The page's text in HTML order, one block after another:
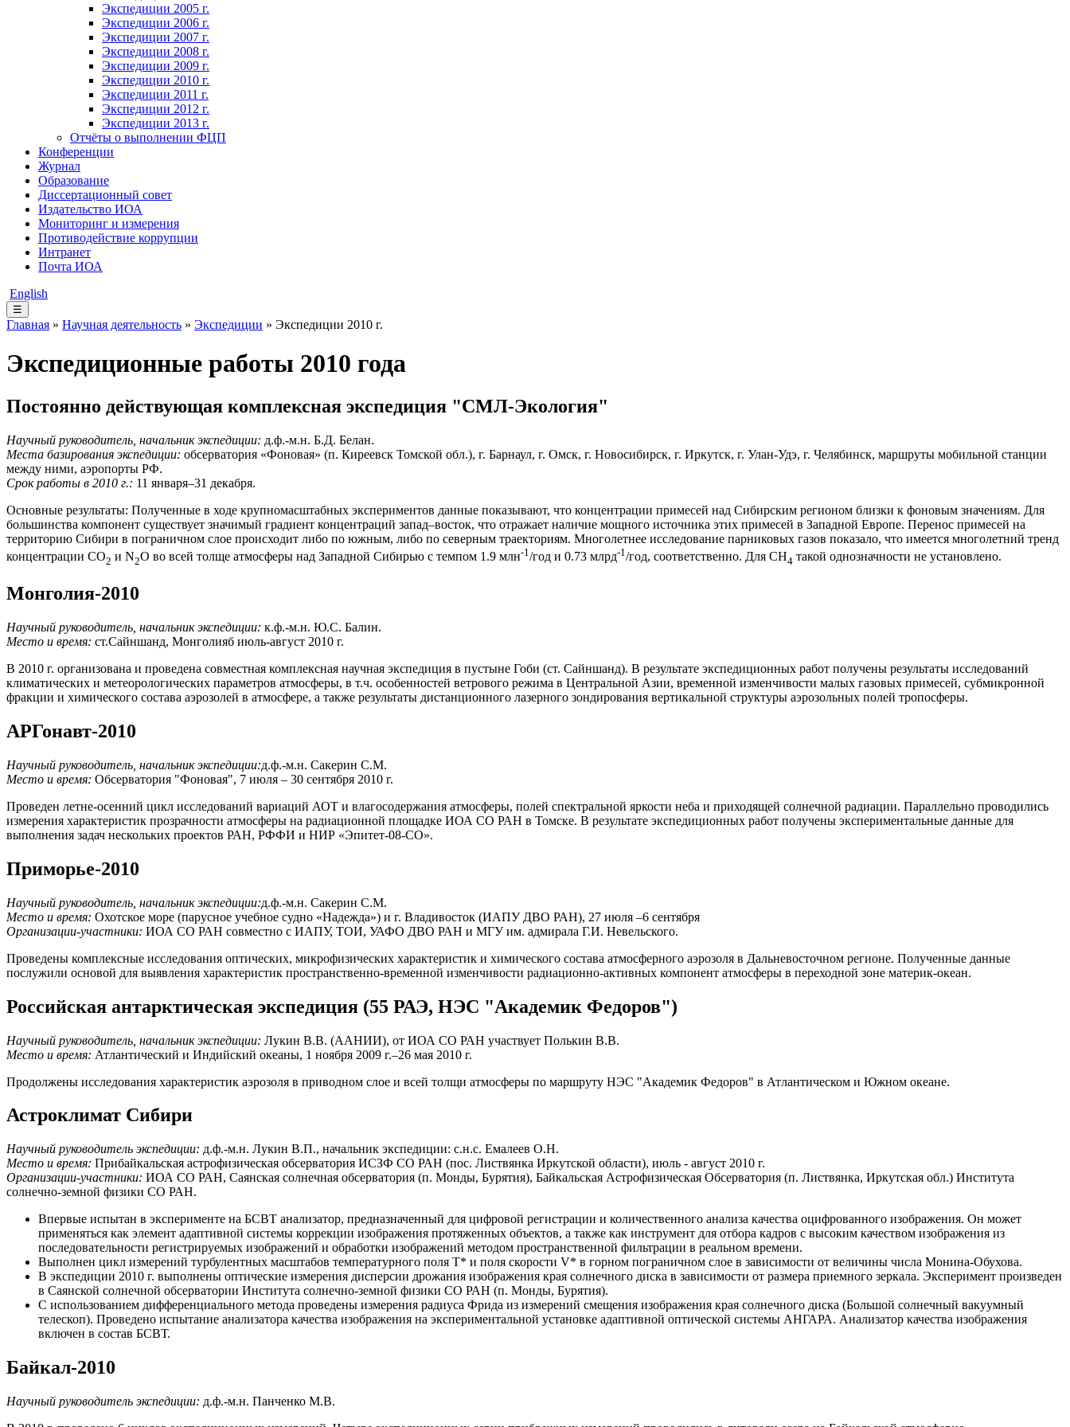
Экспедиции 2005 г.
Экспедиции 2006 г.
Экспедиции 2007 г.
Экспедиции 2008 г.
Экспедиции 2009 г.
Экспедиции 2010 г.
Экспедиции 2011 г.
Экспедиции 2012 г.
Экспедиции 2013 г.
Отчёты о выполнении ФЦП
Конференции
Журнал
Образование
Диссертационный совет
Издательство ИОА
Мониторинг и измерения
Противодействие коррупции
Интранет
Почта ИОА
English
☰
Главная » Научная деятельность » Экспедиции » Экспедиции 2010 г.
Экспедиционные работы 2010 года
Постоянно действующая комплексная экспедиция "СМЛ-Экология"
Научный руководитель, начальник экспедиции: д.ф.-м.н. Б.Д. Белан.
Места базирования экспедиции: обсерватория «Фоновая» (п. Киреевск Томской обл.), г. Барнаул, г. Омск, г. Новосибирск, г. Иркутск, г. Улан-Удэ, г. Челябинск, маршруты мобильной станции
между ними, аэропорты РФ.
Срок работы в 2010 г.: 11 января–31 декабря.
Основные результаты: Полученные в ходе крупномасштабных экспериментов данные показывают, что концентрации примесей над Сибирским регионом близки к фоновым значениям. Для
большинства компонент существует значимый градиент концентраций запад–восток, что отражает наличие мощного источника этих примесей в Западной Европе. Перенос примесей на
территорию Сибири в пограничном слое происходит либо по южным, либо по северным траекториям. Многолетнее исследование парниковых газов показало, что имеется многолетний тренд
концентрации СО2 и N2O во всей толще атмосферы над Западной Сибирью с темпом 1.9 млн-1 /год и 0.73 млрд-1 /год, соответственно. Для СН4 такой однозначности не установлено.
Монголия-2010
Научный руководитель, начальник экспедиции: к.ф.-м.н. Ю.С. Балин.
Место и время: ст.Сайншанд, Монголияб июль-август 2010 г.
В 2010 г. организована и проведена совместная комплексная научная экспедиция в пустыне Гоби (ст. Сайншанд). В результате экспедиционных работ получены результаты исследований
климатических и метеорологических параметров атмосферы, в т.ч. особенностей ветрового режима в Центральной Азии, временной изменчивости малых газовых примесей, субмикронной
фракции и химического состава аэрозолей в атмосфере, а также результаты дистанционного лазерного зондирования вертикальной структуры аэрозольных полей тропосферы.
АРГонавт-2010
Научный руководитель, начальник экспедиции:д.ф.-м.н. Сакерин С.М.
Место и время: Обсерватория "Фоновая", 7 июля – 30 сентября 2010 г.
Проведен летне-осенний цикл исследований вариаций АОТ и влагосодержания атмосферы, полей спектральной яркости неба и приходящей солнечной радиации. Параллельно проводились
измерения характеристик прозрачности атмосферы на радиационной площадке ИОА СО РАН в Томске. В результате экспедиционных работ получены экспериментальные данные для
выполнения задач нескольких проектов РАН, РФФИ и НИР «Эпитет-08-СО».
Приморье-2010
Научный руководитель, начальник экспедиции:д.ф.-м.н. Сакерин С.М.
Место и время: Охотское море (парусное учебное судно «Надежда») и г. Владивосток (ИАПУ ДВО РАН), 27 июля –6 сентября
Организации-участники: ИОА СО РАН совместно с ИАПУ, ТОИ, УАФО ДВО РАН и МГУ им. адмирала Г.И. Невельского.
Проведены комплексные исследования оптических, микрофизических характеристик и химического состава атмосферного аэрозоля в Дальневосточном регионе. Полученные данные
послужили основой для выявления характеристик пространственно-временной изменчивости радиационно-активных компонент атмосферы в переходной зоне материк-океан.
Российская антарктическая экспедиция (55 РАЭ, НЭС "Академик Федоров")
Научный руководитель, начальник экспедиции: Лукин В.В. (ААНИИ), от ИОА СО РАН участвует Полькин В.В.
Место и время: Атлантический и Индийский океаны, 1 ноября 2009 г.–26 мая 2010 г.
Продолжены исследования характеристик аэрозоля в приводном слое и всей толщи атмосферы по маршруту НЭС "Академик Федоров" в Атлантическом и Южном океане.
Астроклимат Сибири
Научный руководитель экспедиции: д.ф.-м.н. Лукин В.П., начальник экспедиции: с.н.с. Емалеев О.Н.
Место и время: Прибайкальская астрофизическая обсерватория ИСЗФ СО РАН (пос. Листвянка Иркутской области), июль - август 2010 г.
Организации-участники: ИОА СО РАН, Саянская солнечная обсерватория (п. Монды, Бурятия), Байкальская Астрофизическая Обсерватория (п. Листвянка, Иркутская обл.) Института
солнечно-земной физики СО РАН.
Впервые испытан в эксперименте на БСВТ анализатор, предназначенный для цифровой регистрации и количественного анализа качества оцифрованного изображения. Он может
применяться как элемент адаптивной системы коррекции изображения протяженных объектов, а также как инструмент для отбора кадров с высоким качеством изображения из
последовательности регистрируемых изображений и обработки изображений методом пространственной фильтрации в реальном времени.
Выполнен цикл измерений турбулентных масштабов температурного поля T* и поля скорости V* в горном пограничном слое в зависимости от величины числа Монина-Обухова.
В экспедиции 2010 г. выполнены оптические измерения дисперсии дрожания изображения края солнечного диска в зависимости от размера приемного зеркала. Эксперимент произведен
в Саянской солнечной обсерватории Института солнечно-земной физики СО РАН (п. Монды, Бурятия).
С использованием дифференциального метода проведены измерения радиуса Фрида из измерений смещения изображения края солнечного диска (Большой солнечный вакуумный
телескоп). Проведено испытание анализатора качества изображения на экспериментальной установке адаптивной оптической системы АНГАРА. Анализатор качества изображения
включен в состав БСВТ.
Байкал-2010
Научный руководитель экспедиции: д.ф.-м.н. Панченко М.В.